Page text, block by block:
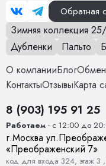
Утеплитель Шерсть
Материал подкладки
Вид застежки Молния
Особенности модели С
стойка на ремешках
Опции капюшона Нет
Обратная
Зимняя коллекция
Дубленки
Пальто
О компанииБлогОбмен
КонтактыОтзывыКарта
8 (903) 195 91 25
Работаем - с 12:00 до
г.Москва ул.
«Преображенский 7»
код для входа 324, этаж 3